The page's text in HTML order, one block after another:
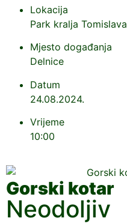
Lokacija
Park kralja Tomislava
Mjesto događanja
Delnice
Datum
24.08.2024.
Vrijeme
10:00
Gorski kotar
Neodoljiv